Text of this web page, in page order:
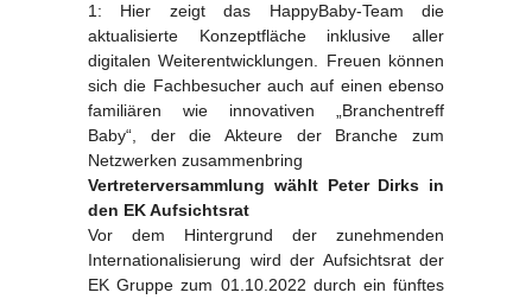
1: Hier zeigt das HappyBaby-Team die
aktualisierte Konzeptfläche inklusive aller
digitalen Weiterentwicklungen. Freuen können
sich die Fachbesucher auch auf einen ebenso
familiären wie innovativen „Branchentreff
Baby“, der die Akteure der Branche zum
Netzwerken zusammenbring
Vertreterversammlung wählt Peter Dirks in
den EK Aufsichtsrat
Vor dem Hintergrund der zunehmenden
Internationalisierung wird der Aufsichtsrat der
EK Gruppe zum 01.10.2022 durch ein fünftes